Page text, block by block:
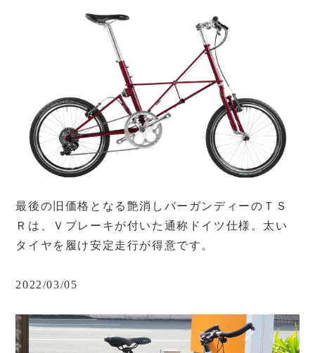
最後の旧価格となる艶消しバーガンディーのＴＳ
Ｒは、Ｖブレーキが付いた通称ドイツ仕様。太い
タイヤを履け安定走行が得意です。
2022/03/05